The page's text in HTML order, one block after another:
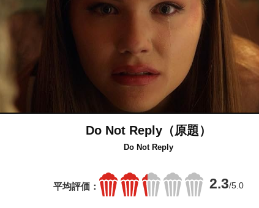
Do Not Reply（原題）
Do Not Reply
平均評価： 2.3/5.0